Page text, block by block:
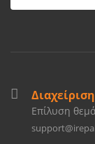
Επίλυση